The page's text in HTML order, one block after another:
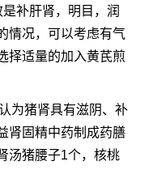
补肝肾，明目，润
情况，可以考虑有气
择适量的加入黄芪煎
为猪肾具有滋阴、补
肾固精中药制成药膳
汤猪腰子1个，核桃